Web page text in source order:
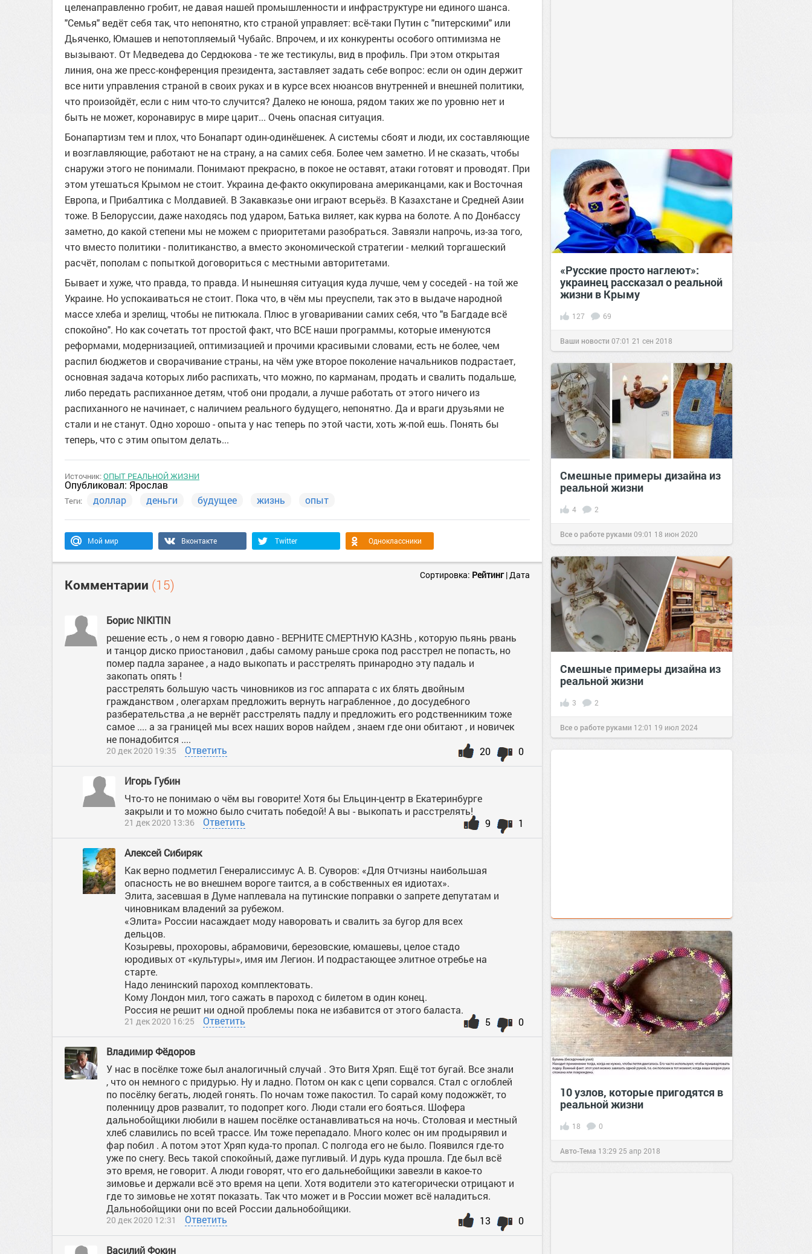
целенаправленно гробит, не давая нашей промышленности и инфраструктуре ни единого шанса.
"Семья" ведёт себя так, что непонятно, кто страной управляет: всё-таки Путин с "питерскими" или
Дьяченко, Юмашев и непотопляемый Чубайс. Впрочем, и их конкуренты особого оптимизма не
вызывают. От Медведева до Сердюкова - те же тестикулы, вид в профиль. При этом открытая
линия, она же пресс-конференция президента, заставляет задать себе вопрос: если он один держит
все нити управления страной в своих руках и в курсе всех нюансов внутренней и внешней политики,
что произойдёт, если с ним что-то случится? Далеко не юноша, рядом таких же по уровню нет и
быть не может, коронавирус в мире царит... Очень опасная ситуация.
Бонапартизм тем и плох, что Бонапарт один-одинёшенек. А системы сбоят и люди, их составляющие
и возглавляющие, работают не на страну, а на самих себя. Более чем заметно. И не сказать, чтобы
снаружи этого не понимали. Понимают прекрасно, в покое не оставят, атаки готовят и проводят. При
этом утешаться Крымом не стоит. Украина де-факто оккупирована американцами, как и Восточная
Европа, и Прибалтика с Молдавией. В Закавказье они играют всерьёз. В Казахстане и Средней Азии
тоже. В Белоруссии, даже находясь под ударом, Батька виляет, как курва на болоте. А по Донбассу
заметно, до какой степени мы не можем с приоритетами разобраться. Завязли напрочь, из-за того,
что вместо политики - политиканство, а вместо экономической стратегии - мелкий торгашеский
расчёт, пополам с попыткой договориться с местными авторитетами.
Бывает и хуже, что правда, то правда. И нынешняя ситуация куда лучше, чем у соседей - на той же
Украине. Но успокаиваться не стоит. Пока что, в чём мы преуспели, так это в выдаче народной
массе хлеба и зрелищ, чтобы не питюкала. Плюс в уговаривании самих себя, что "в Багдаде всё
спокойно". Но как сочетать тот простой факт, что ВСЕ наши программы, которые именуются
реформами, модернизацией, оптимизацией и прочими красивыми словами, есть не более, чем
распил бюджетов и сворачивание страны, на чём уже второе поколение начальников подрастает,
основная задача которых либо распихать, что можно, по карманам, продать и свалить подальше,
либо передать распиханное детям, чтоб они продали, а лучше работать от этого ничего из
распиханного не начинает, с наличием реального будущего, непонятно. Да и враги друзьями не
стали и не станут. Одно хорошо - опыта у нас теперь по этой части, хоть ж-пой ешь. Понять бы
теперь, что с этим опытом делать...
Источник:ОПЫТ РЕАЛЬНОЙ ЖИЗНИ
Опубликовал: Ярослав
Теги: доллар деньги будущее жизнь опыт
Мой мир Вконтакте Twitter Одноклассники
Комментарии (15)
Сортировка: Рейтинг|Дата
Борис NIKITIN
решение есть , о нем я говорю давно - ВЕРНИТЕ СМЕРТНУЮ КАЗНЬ , которую пьянь рвань
и танцор диско приостановил , дабы самому раньше срока под расстрел не попасть, но
помер падла заранее , а надо выкопать и расстрелять принародно эту падаль и
закопать опять !
расстрелять большую часть чиновников из гос аппарата с их блять двойным
гражданством , олегархам предложить вернуть награбленное , до досудебного
разберательства ,а не вернёт расстрелять падлу и предложить его родственниким тоже
самое .... а за границей мы всех наших воров найдем , знаем где они обитают , и новичек
не понадобится ....
20 дек 2020 19:35 Ответить 0
20
Игорь Губин
Что-то не понимаю о чём вы говорите! Хотя бы Ельцин-центр в Екатеринбурге
закрыли и то можно было считать победой! А вы - выкопать и расстрелять!
21 дек 2020 13:36 Ответить 1
9
Алексей Сибиряк
Как верно подметил Генералиссимус А. В. Суворов: «Для Отчизны наибольшая
опасность не во внешнем вороге таится, а в собственных ея идиотах».
Элита, засевшая в Думе наплевала на путинские поправки о запрете депутатам и
чиновникам владений за рубежом.
«Элита» России насаждает моду наворовать и свалить за бугор для всех
дельцов.
Козыревы, прохоровы, абрамовичи, березовские, юмашевы, целое стадо
юродивых от «культуры», имя им Легион. И подрастающее элитное отребье на
старте.
Надо ленинский пароход комплектовать.
Кому Лондон мил, того сажать в пароход с билетом в один конец.
Россия не решит ни одной проблемы пока не избавится от этого баласта.
21 дек 2020 16:25 Ответить 0
5
Владимир Фёдоров
У нас в посёлке тоже был аналогичный случай . Это Витя Хряп. Ещё тот бугай. Все знали
, что он немного с придурью. Ну и ладно. Потом он как с цепи сорвался. Стал с оглоблей
по посёлку бегать, людей гонять. По ночам тоже пакостил. То сарай кому подожжёт, то
поленницу дров развалит, то подопрет кого. Люди стали его бояться. Шофера
дальнобойщики любили в нашем посёлке останавливаться на ночь. Столовая и местный
хлеб славились по всей трассе. Им тоже перепадало. Много колес он им продырявил и
фар побил . А потом этот Хряп куда-то пропал. С полгода его не было. Появился где-то
уже по снегу. Весь такой спокойный, даже пугливый. И дурь куда прошла. Где был всё
это время, не говорит. А люди говорят, что его дальнебойщики завезли в какое-то
зимовье и держали всё это время на цепи. Хотя водители это категорически отрицают и
где то зимовье не хотят показать. Так что может и в России может всё наладиться.
Дальнобойщики они по всей России дальнобойщики.
20 дек 2020 12:31 Ответить 0
13
Василий Фокин
«Русские просто наглеют»:
украинец рассказал о реальной
жизни в Крыму
127 69
Ваши новости 07:01 21 сен 2018
Смешные примеры дизайна из
реальной жизни
4 2
Все о работе руками 09:01 18 июн 2020
Смешные примеры дизайна из
реальной жизни
3 2
Все о работе руками 12:01 19 июл 2024
10 узлов, которые пригодятся в
реальной жизни
18 0
Авто-Тема 13:29 25 апр 2018